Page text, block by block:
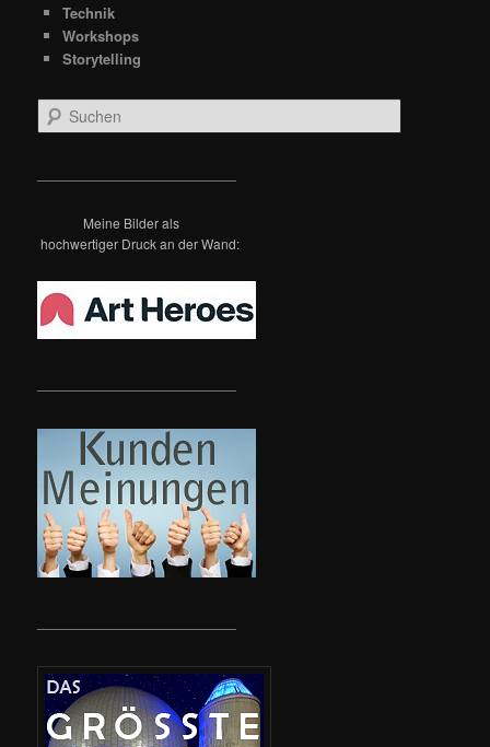
Technik
Workshops
Storytelling
u
Meine Bilder als
hochwertiger Druck an der Wand: